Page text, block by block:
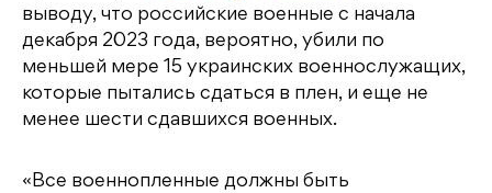
выводу, что российские военные с начала
декабря 2023 года, вероятно, убили по
меньшей мере 15 украинских военнослужащих,
которые пытались сдаться в плен, и еще не
менее шести сдавшихся военных.
«Все военнопленные должны быть